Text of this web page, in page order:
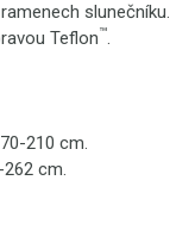
slunečníku.
Teflon™.
210 cm.
cm.